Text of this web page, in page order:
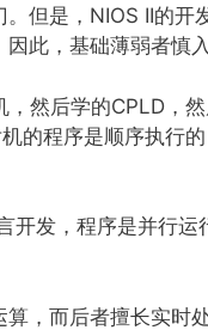
但是，NIOS II的开
此，基础薄弱者慎入
然后学的CPLD，
的程序是顺序执行
发，程序是并行运
，而后者擅长实时处